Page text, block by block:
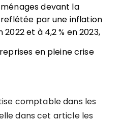
devant la
par une inflation
2022 et à 4,2 % en 2023,
en pleine crise
comptable dans les
dans cet article les